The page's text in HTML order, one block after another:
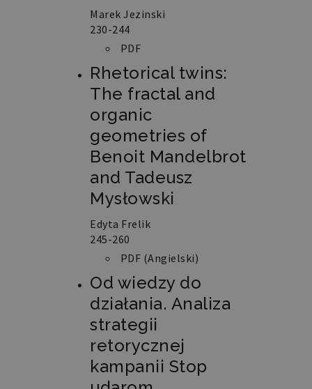
Marek Jezinski
230-244
PDF
Rhetorical twins:
The fractal and
organic
geometries of
Benoit Mandelbrot
and Tadeusz
Mysłowski
Edyta Frelik
245-260
PDF (Angielski)
Od wiedzy do
działania. Analiza
strategii
retorycznej
kampanii Stop
to
liczba
generowana
losowo,
może
być
specyficzny
dla
Nazwa Okres